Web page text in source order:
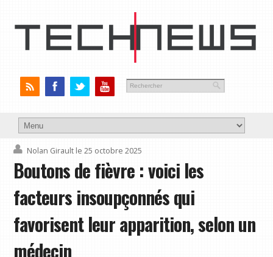
Nolan Girault le 25 octobre 2025
Boutons de fièvre : voici les
facteurs insoupçonnés qui
favorisent leur apparition, selon un
médecin